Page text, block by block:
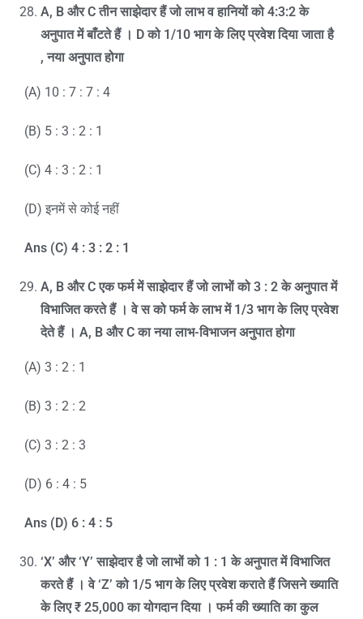
A, B औरCतीन साझेदार हैं जो लाभ व हानियों को4:3:2के
अनुपात में बाँटते हैं । Dको1/10 भाग के लिए प्रवेश दिया जाता है
,नया अनुपात होगा
(A) 10 : 7 : 7 : 4
(B) 5 : 3 : 2 : 1
(C) 4 : 3 : 2 : 1
(D) इनमें से कोई नहीं
Ans (C) 4 : 3 : 2 : 1
A, B औरCएक फर्म में साझेदार हैं जो लाभों को3 : 2के अनुपात में
विभाजित करते हैं । वे स को फर्म के लाभ में1/3 भाग के लिए प्रवेश
देते हैं । A, B औरCका नया लाभ-विभाजन अनुपात होगा
(A) 3 : 2 : 1
(B) 3 : 2 : 2
(C) 3 : 2 : 3
(D) 6 : 4 : 5
Ans (D) 6 : 4 : 5
‘X’ और‘Y’साझेदार है जो लाभों को1 : 1के अनुपात में विभाजित
करते हैं । वे‘Z’को1/5 भाग के लिए प्रवेश कराते हैं जिसने ख्याति
के लिए₹ 25,000का योगदान दिया । फर्म की ख्याति का कुल